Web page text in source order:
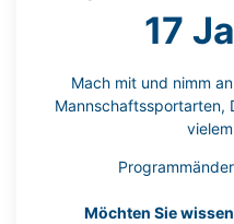
17
Mach mit und nimm
Mannschaftssportarten,
Möchten Sie